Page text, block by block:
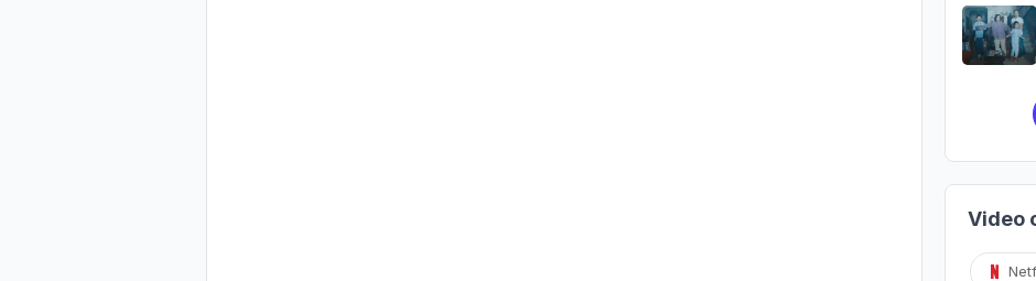
Video